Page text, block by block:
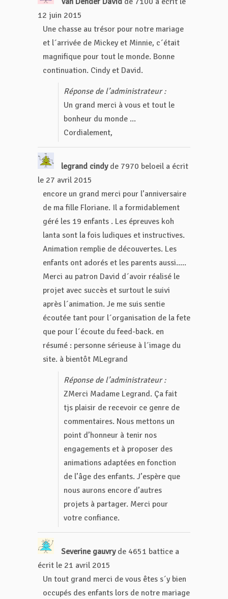
12 juin 2015
Une chasse au trésor pour notre mariage
et l´arrivée de Mickey et Minnie, c´était
magnifique pour tout le monde. Bonne
continuation. Cindy et David.
Réponse de l’administrateur :
Un grand merci à vous et tout le
bonheur du monde ...
Cordialement,
legrand cindy de 7970 beloeil a écrit
le 27 avril 2015
encore un grand merci pour l’anniversaire
de ma fille Floriane. Il a formidablement
géré les 19 enfants . Les épreuves koh
lanta sont la fois ludiques et instructives.
Animation remplie de découvertes. Les
enfants ont adorés et les parents aussi.....
Merci au patron David d´avoir réalisé le
projet avec succès et surtout le suivi
après l´animation. Je me suis sentie
écoutée tant pour l´organisation de la fete
que pour l´écoute du feed-back. en
résumé : personne sérieuse à l´image du
site. à bientôt MLegrand
Réponse de l’administrateur :
ZMerci Madame Legrand. Ça fait
tjs plaisir de recevoir ce genre de
commentaires. Nous mettons un
point d’honneur à tenir nos
engagements et à proposer des
animations adaptées en fonction
de l’âge des enfants. J’espère que
nous aurons encore d’autres
projets à partager. Merci pour
votre confiance.
Severine gauvry de 4651 battice a
écrit le 21 avril 2015
Un tout grand merci de vous êtes s´y bien
occupés des enfants lors de notre mariage